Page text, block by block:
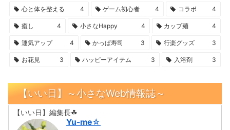
心と体を整える 4 ゲーム初心者 4 コラボ 4
癒し 4 小さなHappy 4 カップ麺 4
運気アップ 4 かっぱ寿司 3 行楽グッズ 3
お花見 3 ハッピーアイテム 3 入浴剤 3
【いい日】～小さなWeb情報誌～
【いい日】編集長☘
Yu-me☆